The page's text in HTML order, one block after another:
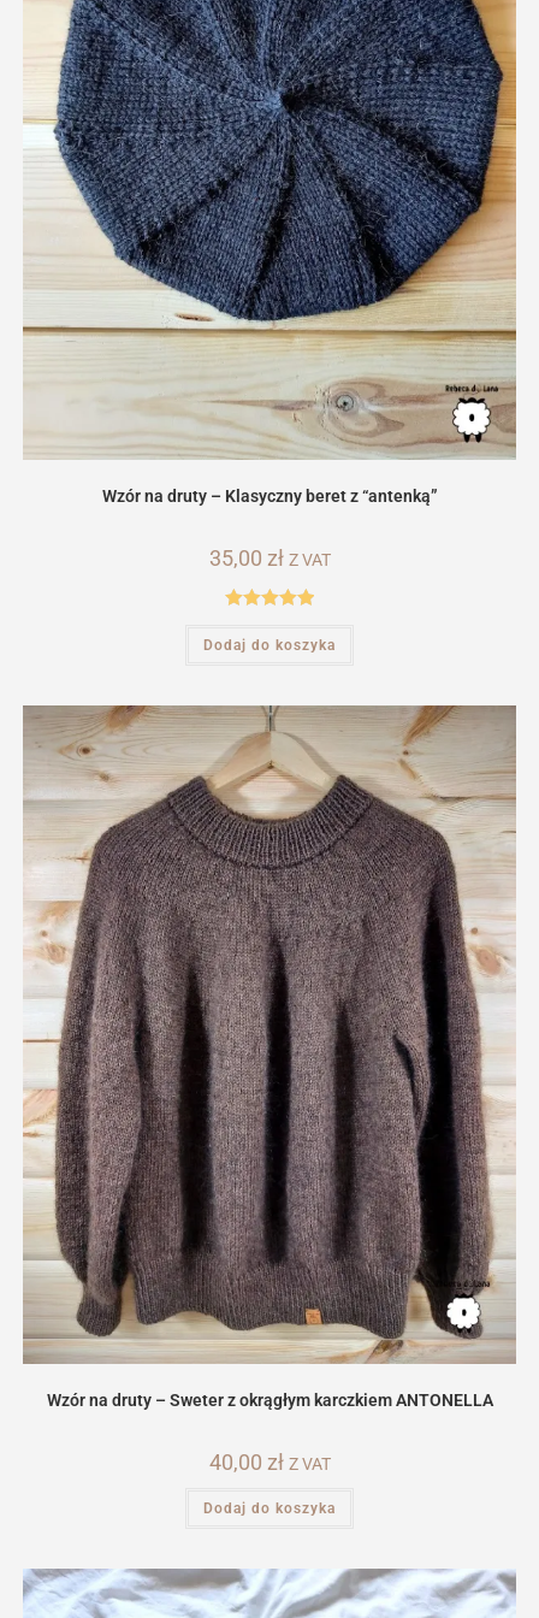
Wzór na druty – Klasyczny beret z “antenką”
35,00 zł Z VAT
5.00na 5
Dodaj do koszyka
Wzór na druty – Sweter z okrągłym karczkiem ANTONELLA
40,00 zł Z VAT
Dodaj do koszyka